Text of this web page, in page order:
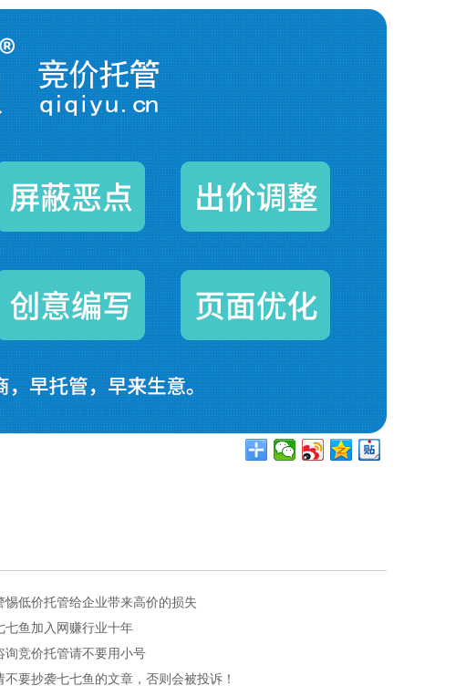
惕低价托管给企业带来高价的损失
七鱼加入网赚行业十年
询竞价托管请不要用小号
不要抄袭七七鱼的文章，否则会被投诉！